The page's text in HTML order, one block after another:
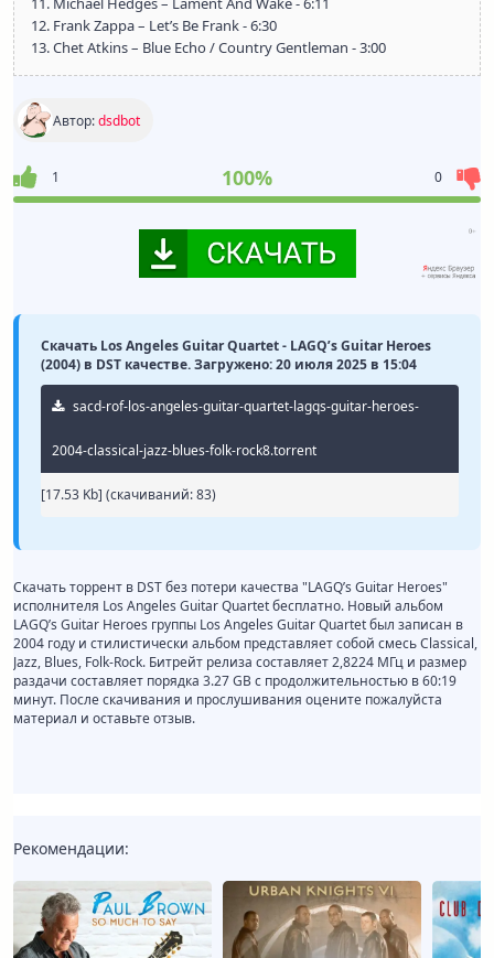
12. Frank Zappa – Let’s Be Frank - 6:30
13. Chet Atkins – Blue Echo / Country Gentleman - 3:00
Автор:dsdbot
1 100% 0
Скачать Los Angeles Guitar Quartet - LAGQ’s Guitar Heroes
(2004) в DST качестве. Загружено: 20 июля 2025 в 15:04
sacd-rof-los-angeles-guitar-quartet-lagqs-guitar-heroes-
2004-classical-jazz-blues-folk-rock8.torrent
[17.53 Kb] (cкачиваний: 83)
Скачать торрент в DST без потери качества "LAGQ’s Guitar Heroes"
исполнителя Los Angeles Guitar Quartet бесплатно. Новый альбом
LAGQ’s Guitar Heroes группы Los Angeles Guitar Quartet был записан в
2004 году и стилистически альбом представляет собой смесь Classical,
Jazz, Blues, Folk-Rock. Битрейт релиза составляет 2,8224 МГц и размер
раздачи составляет порядка 3.27 GB с продолжительностью в 60:19
минут. После скачивания и прослушивания оцените пожалуйста
материал и оставьте отзыв.
Рекомендации: